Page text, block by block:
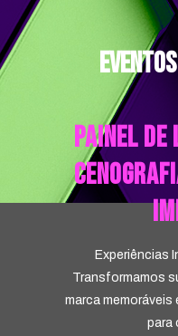
painel
Experiências
Transformamos
marca
para